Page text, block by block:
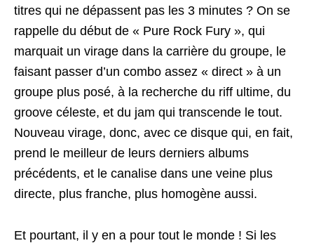
titres qui ne dépassent pas les 3 minutes ? On se
rappelle du début de « Pure Rock Fury », qui
marquait un virage dans la carrière du groupe, le
faisant passer d’un combo assez « direct » à un
groupe plus posé, à la recherche du riff ultime, du
groove céleste, et du jam qui transcende le tout.
Nouveau virage, donc, avec ce disque qui, en fait,
prend le meilleur de leurs derniers albums
précédents, et le canalise dans une veine plus
directe, plus franche, plus homogène aussi.
Et pourtant, il y en a pour tout le monde ! Si les